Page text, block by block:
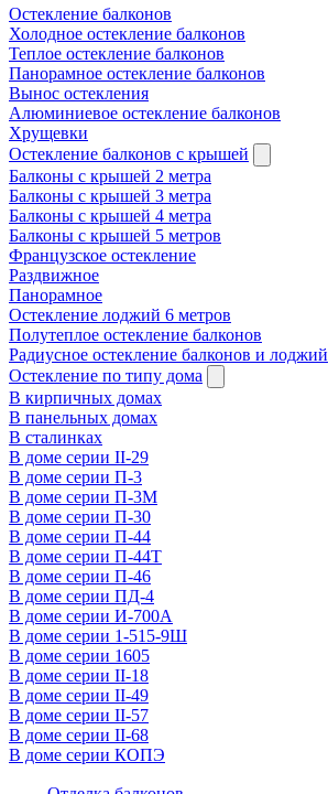
Остекление балконов
Холодное остекление балконов
Теплое остекление балконов
Панорамное остекление балконов
Вынос остекления
Алюминиевое остекление балконов
Хрущевки
Остекление балконов с крышей
Балконы с крышей 2 метра
Балконы с крышей 3 метра
Балконы с крышей 4 метра
Балконы с крышей 5 метров
Французское остекление
Раздвижное
Панорамное
Остекление лоджий 6 метров
Полутеплое остекление балконов
Радиусное остекление балконов и лоджий
Остекление по типу дома
В кирпичных домах
В панельных домах
В сталинках
В доме серии II-29
В доме серии П-3
В доме серии П-3М
В доме серии П-30
В доме серии П-44
В доме серии П-44Т
В доме серии П-46
В доме серии ПД-4
В доме серии И-700А
В доме серии 1-515-9Ш
В доме серии 1605
В доме серии II-18
В доме серии II-49
В доме серии II-57
В доме серии II-68
В доме серии КОПЭ